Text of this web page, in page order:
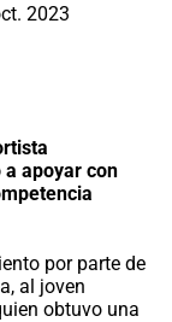
2023
apoyar con
por parte de
al joven
obtuvo una